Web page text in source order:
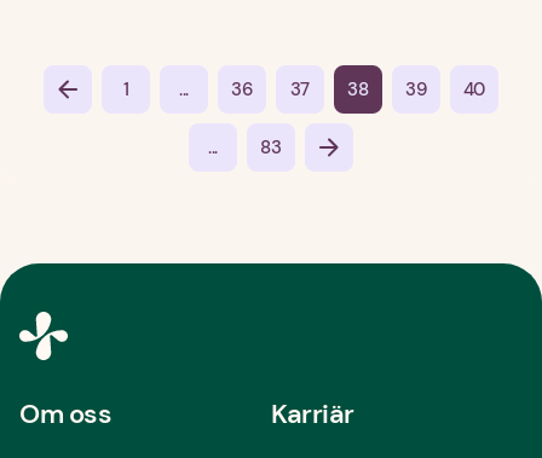
1 ... 36 37 38 39 40
... 83
Om oss Karriär